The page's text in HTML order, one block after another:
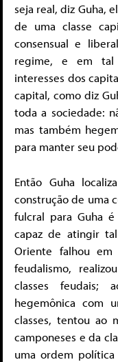
seja real, diz Guha,
de uma classe
consensual e
regime, e em tal
interesses dos
capital, como diz
toda a sociedade:
mas também
para manter seu
Então Guha
construção de uma
fulcral para Guha
capaz de atingir
Oriente falhou
feudalismo,
classes feudais;
hegemônica com
classes, tentou ao
camponeses e da
uma ordem